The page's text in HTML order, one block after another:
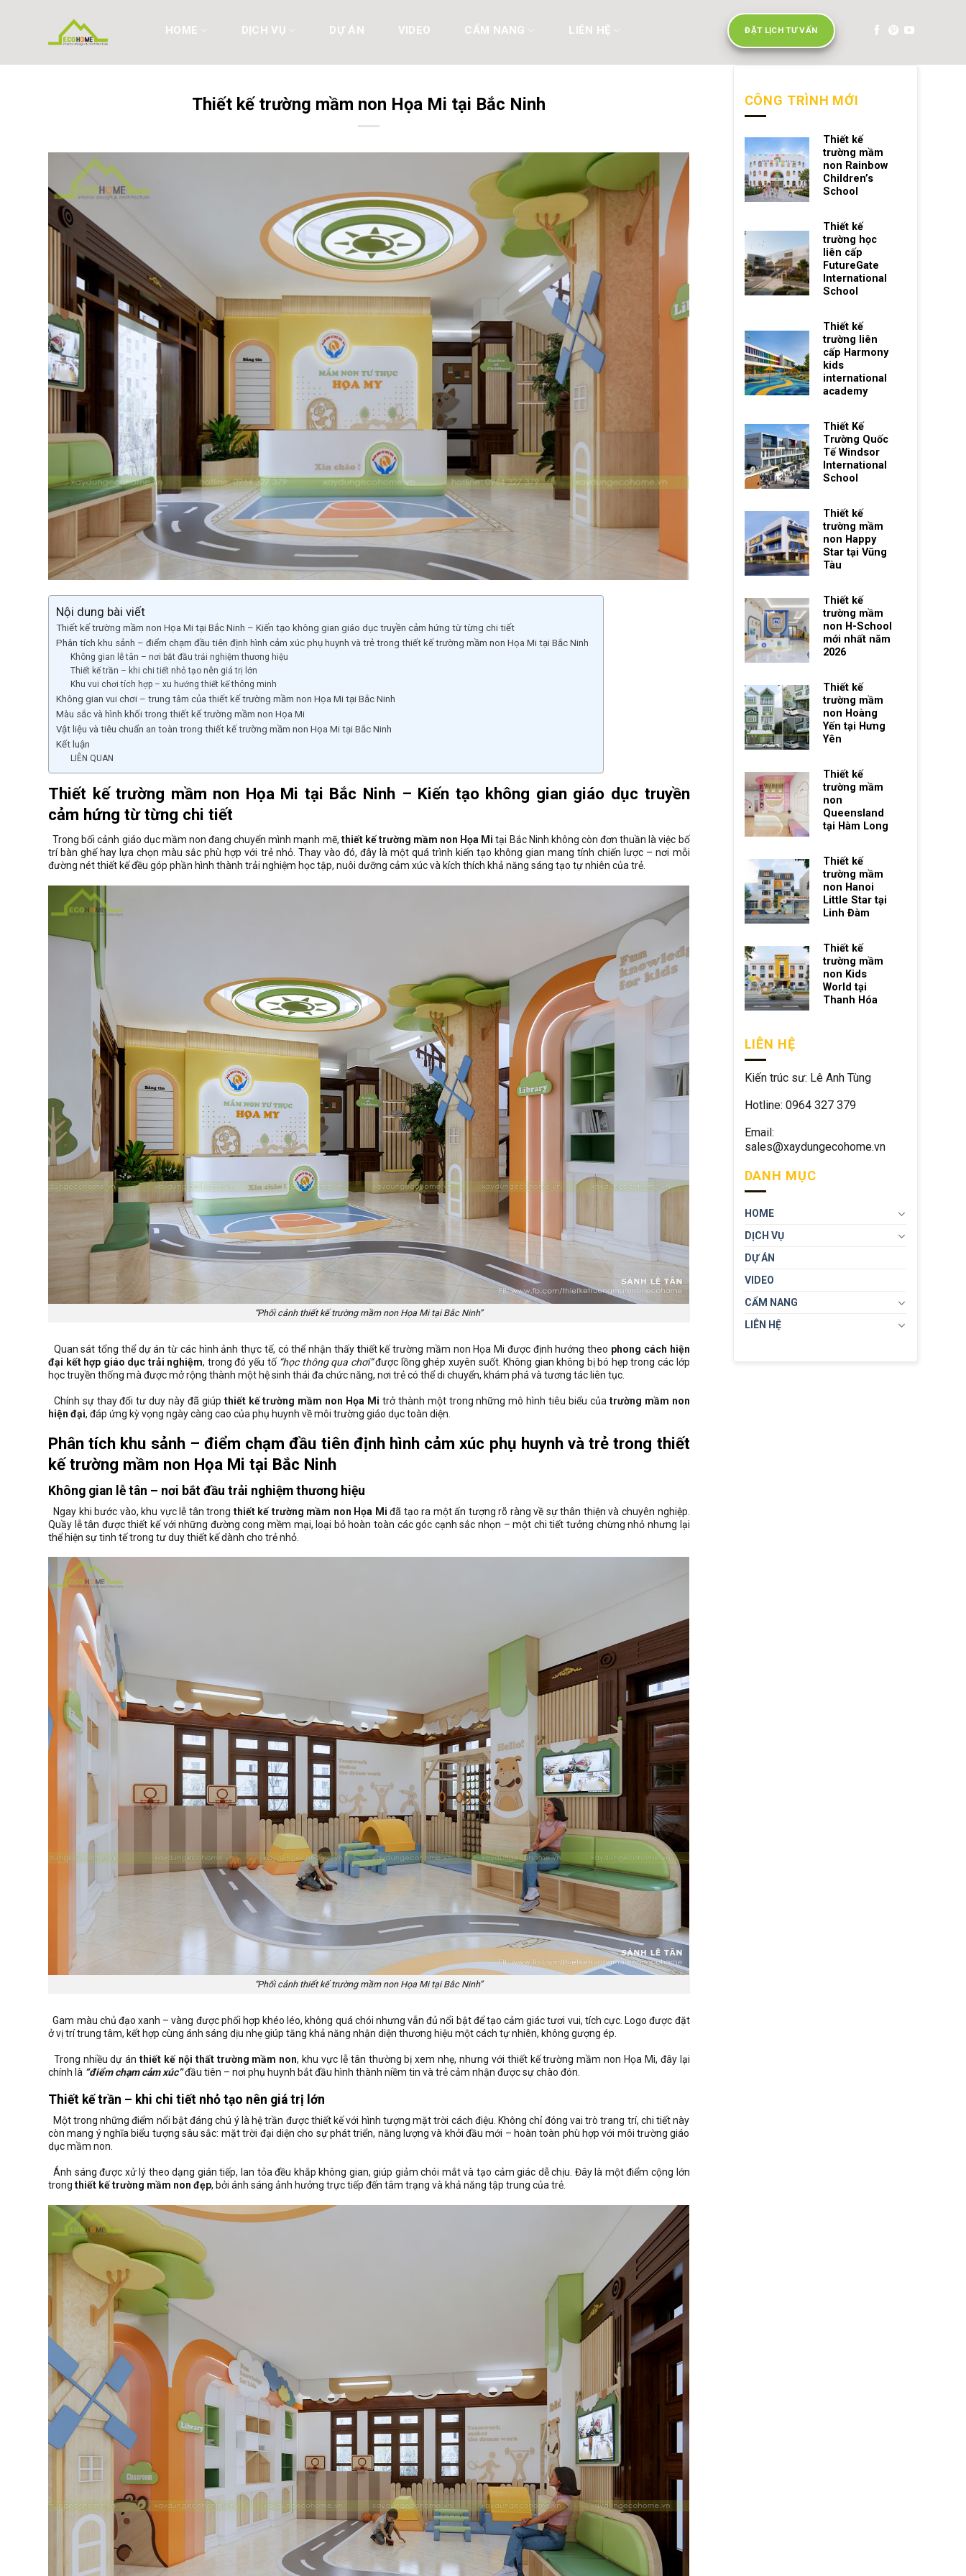
HOME DỊCH VỤ DỰ ÁN VIDEO CẨM NANG LIÊN HỆ ĐẶT LỊCH TƯ VẤN
Thiết kế trường mầm non Họa Mi tại Bắc Ninh
Nội dung bài viết
Thiết kế trường mầm non Họa Mi tại Bắc Ninh – Kiến tạo không gian giáo dục truyền cảm hứng từ từng chi tiết
Phân tích khu sảnh – điểm chạm đầu tiên định hình cảm xúc phụ huynh và trẻ trong thiết kế trường mầm non Họa Mi tại Bắc Ninh
Không gian lễ tân – nơi bắt đầu trải nghiệm thương hiệu
Thiết kế trần – khi chi tiết nhỏ tạo nên giá trị lớn
Khu vui chơi tích hợp – xu hướng thiết kế thông minh
Không gian vui chơi – trung tâm của thiết kế trường mầm non Họa Mi tại Bắc Ninh
Màu sắc và hình khối trong thiết kế trường mầm non Họa Mi
Vật liệu và tiêu chuẩn an toàn trong thiết kế trường mầm non Họa Mi tại Bắc Ninh
Kết luận
LIÊN QUAN
Thiết kế trường mầm non Họa Mi tại Bắc Ninh – Kiến tạo không gian giáo dục truyền
cảm hứng từ từng chi tiết
Trong bối cảnh giáo dục mầm non đang chuyển mình mạnh mẽ, thiết kế trường mầm non Họa Mi tại Bắc Ninh không còn đơn thuần là việc bố
trí bàn ghế hay lựa chọn màu sắc phù hợp với trẻ nhỏ. Thay vào đó, đây là một quá trình kiến tạo không gian mang tính chiến lược – nơi mỗi
đường nét thiết kế đều góp phần hình thành trải nghiệm học tập, nuôi dưỡng cảm xúc và kích thích khả năng sáng tạo tự nhiên của trẻ.
“Phối cảnh thiết kế trường mầm non Họa Mi tại Bắc Ninh”
Quan sát tổng thể dự án từ các hình ảnh thực tế, có thể nhận thấy thiết kế trường mầm non Họa Mi được định hướng theo phong cách hiện
đại kết hợp giáo dục trải nghiệm, trong đó yếu tố “học thông qua chơi”được lồng ghép xuyên suốt. Không gian không bị bó hẹp trong các lớp
học truyền thống mà được mở rộng thành một hệ sinh thái đa chức năng, nơi trẻ có thể di chuyển, khám phá và tương tác liên tục.
Chính sự thay đổi tư duy này đã giúp thiết kế trường mầm non Họa Mi trở thành một trong những mô hình tiêu biểu của trường mầm non
hiện đại, đáp ứng kỳ vọng ngày càng cao của phụ huynh về môi trường giáo dục toàn diện.
Phân tích khu sảnh – điểm chạm đầu tiên định hình cảm xúc phụ huynh và trẻ trong thiết
kế trường mầm non Họa Mi tại Bắc Ninh
Không gian lễ tân – nơi bắt đầu trải nghiệm thương hiệu
Ngay khi bước vào, khu vực lễ tân trong thiết kế trường mầm non Họa Mi đã tạo ra một ấn tượng rõ ràng về sự thân thiện và chuyên nghiệp.
Quầy lễ tân được thiết kế với những đường cong mềm mại, loại bỏ hoàn toàn các góc cạnh sắc nhọn – một chi tiết tưởng chừng nhỏ nhưng lại
thể hiện sự tinh tế trong tư duy thiết kế dành cho trẻ nhỏ.
“Phối cảnh thiết kế trường mầm non Họa Mi tại Bắc Ninh”
Gam màu chủ đạo xanh – vàng được phối hợp khéo léo, không quá chói nhưng vẫn đủ nổi bật để tạo cảm giác tươi vui, tích cực. Logo được đặt
ở vị trí trung tâm, kết hợp cùng ánh sáng dịu nhẹ giúp tăng khả năng nhận diện thương hiệu một cách tự nhiên, không gượng ép.
Trong nhiều dự ánthiết kế nội thất trường mầm non, khu vực lễ tân thường bị xem nhẹ, nhưng với thiết kế trường mầm non Họa Mi, đây lại
chính là “điểm chạm cảm xúc”đầu tiên – nơi phụ huynh bắt đầu hình thành niềm tin và trẻ cảm nhận được sự chào đón.
Thiết kế trần – khi chi tiết nhỏ tạo nên giá trị lớn
Một trong những điểm nổi bật đáng chú ý là hệ trần được thiết kế với hình tượng mặt trời cách điệu. Không chỉ đóng vai trò trang trí, chi tiết này
còn mang ý nghĩa biểu tượng sâu sắc: mặt trời đại diện cho sự phát triển, năng lượng và khởi đầu mới – hoàn toàn phù hợp với môi trường giáo
dục mầm non.
Ánh sáng được xử lý theo dạng gián tiếp, lan tỏa đều khắp không gian, giúp giảm chói mắt và tạo cảm giác dễ chịu. Đây là một điểm cộng lớn
trong thiết kế trường mầm non đẹp, bởi ánh sáng ảnh hưởng trực tiếp đến tâm trạng và khả năng tập trung của trẻ.
CÔNG TRÌNH MỚI
Thiết kế
trường mầm
non Rainbow
Children’s
School
Thiết kế
trường học
liên cấp
FutureGate
International
School
Thiết kế
trường liên
cấp Harmony
kids
international
academy
Thiết Kế
Trường Quốc
Tế Windsor
International
School
Thiết kế
trường mầm
non Happy
Star tại Vũng
Tàu
Thiết kế
trường mầm
non H-School
mới nhất năm
2026
Thiết kế
trường mầm
non Hoàng
Yến tại Hưng
Yên
Thiết kế
trường mầm
non
Queensland
tại Hàm Long
Thiết kế
trường mầm
non Hanoi
Little Star tại
Linh Đàm
Thiết kế
trường mầm
non Kids
World tại
Thanh Hóa
LIÊN HỆ
Kiến trúc sư: Lê Anh Tùng
Hotline: 0964 327 379
Email:
sales@xaydungecohome.vn
DANH MỤC
HOME
DỊCH VỤ
DỰ ÁN
VIDEO
CẨM NANG
LIÊN HỆ